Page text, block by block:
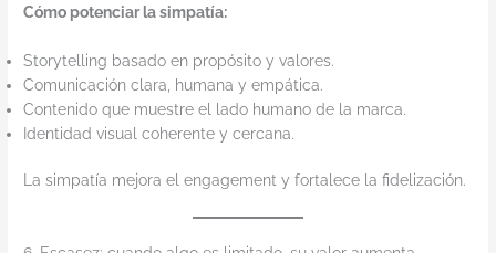
Cómo potenciar la simpatía:
Storytelling basado en propósito y valores.
Comunicación clara, humana y empática.
Contenido que muestre el lado humano de la marca.
Identidad visual coherente y cercana.
La simpatía mejora el engagement y fortalece la fidelización.